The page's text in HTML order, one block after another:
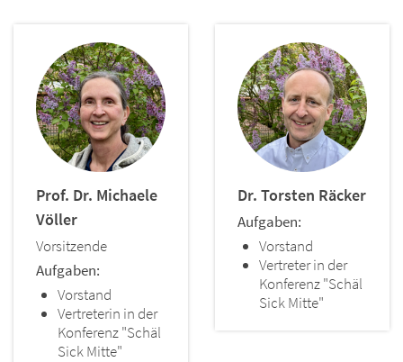
Prof. Dr. Michaele
Völler
Vorsitzende
Aufgaben:
Vorstand
Vertreterin in der
Konferenz "Schäl
Sick Mitte"
Dr. Torsten Räcker
Aufgaben:
Vorstand
Vertreter in der
Konferenz "Schäl
Sick Mitte"